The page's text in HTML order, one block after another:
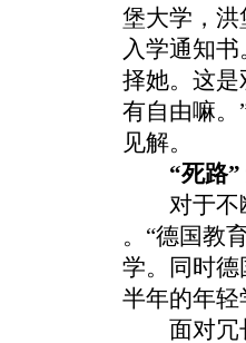
堡大学，
入学通知
择她。这
有自由嘛。
见解。
“死路”
对于不断
。“德国教
学。同时德
半年的年轻
面对冗长